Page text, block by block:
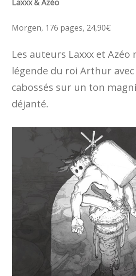
Laxxx & Azéo
Morgen, 176 pages, 24,90€
Les auteurs Laxxx et Azéo
légende du roi Arthur
cabossés sur un ton
déjanté.